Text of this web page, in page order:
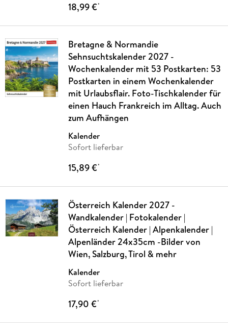
18,99 €*
Bretagne & Normandie
Sehnsuchtskalender 2027 -
Wochenkalender mit 53 Postkarten: 53
Postkarten in einem Wochenkalender
mit Urlaubsflair. Foto-Tischkalender für
einen Hauch Frankreich im Alltag. Auch
zum Aufhängen
Kalender
Sofort lieferbar
15,89 €*
Österreich Kalender 2027 -
Wandkalender | Fotokalender |
Österreich Kalender | Alpenkalender |
Alpenländer 24x35cm -Bilder von
Wien, Salzburg, Tirol & mehr
Kalender
Sofort lieferbar
17,90 €*